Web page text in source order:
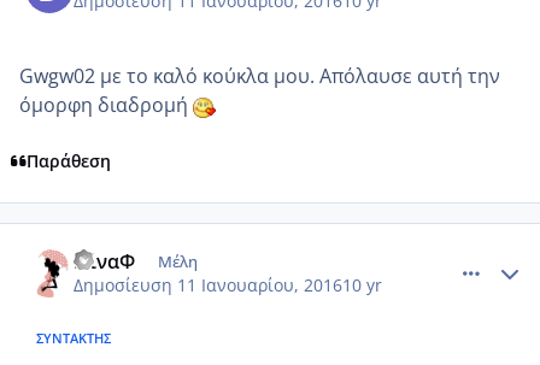
Gwgw02 με το καλό κούκλα μου. Απόλαυσε αυτή την
όμορφη διαδρομή
Παράθεση
ΝίναΦ Μέλη
Δημοσίευση 11 Ιανουαρίου, 201610 yr
ΣΥΝΤΆΚΤΗΣ